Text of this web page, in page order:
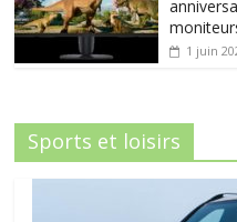
1 juin
Sports et loisirs